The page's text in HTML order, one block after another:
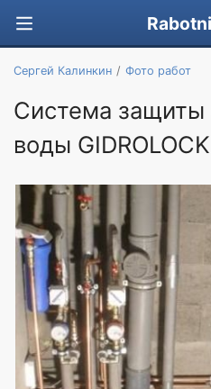
Сергей Калинкин Фото работ
Система защиты
воды GIDROLOCK